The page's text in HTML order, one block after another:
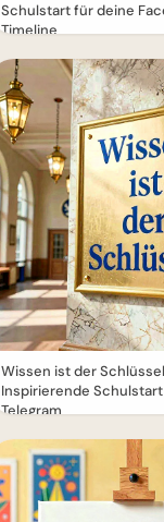
Schulstart für deine
Timeline
Wissen ist der
Inspirierende
Telegram